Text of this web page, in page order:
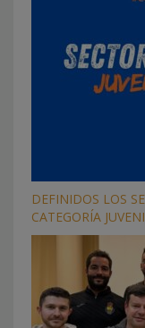
DEFINIDOS LOS
CATEGORÍA